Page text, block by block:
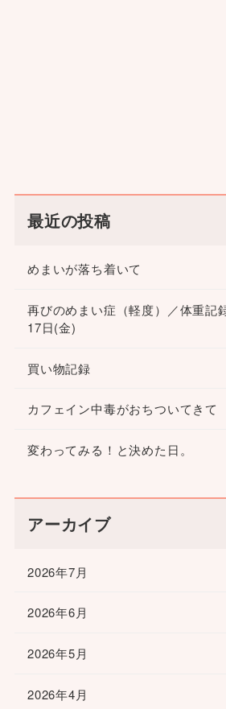
最近の投稿
めまいが落ち着いて
再びのめまい症（軽度）／体重記
17日(金)
買い物記録
カフェイン中毒がおちついてきて
変わってみる！と決めた日。
アーカイブ
2026年7月
2026年6月
2026年5月
2026年4月